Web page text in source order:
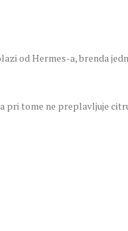
od Hermes-a, brenda
pri tome ne preplavljuje